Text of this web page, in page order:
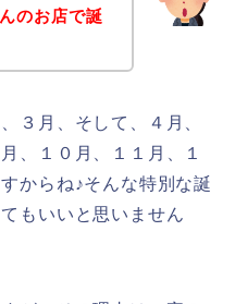
のお店で誕
３月、そして、４月、
、１０月、１１月、１
からね♪そんな特別な誕
もいいと思いません